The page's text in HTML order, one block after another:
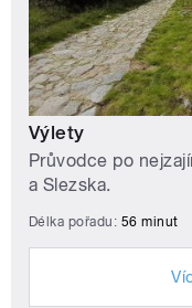
Výlety
Průvodce po
a Slezska.
Délka pořadu: 56 minut